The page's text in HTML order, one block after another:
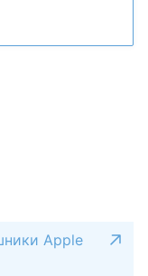
Apple